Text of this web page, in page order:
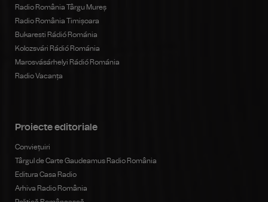
Radio România Târgu Mureș
Radio România Timișoara
Bukaresti Rádió Románia
Kolozsvári Rádió Románia
Marosvásárhelyi Rádió Románia
Radio Vacanța
Proiecte editoriale
Conviețuiri
Târgul de Carte Gaudeamus Radio România
Editura Casa Radio
Arhiva Radio România